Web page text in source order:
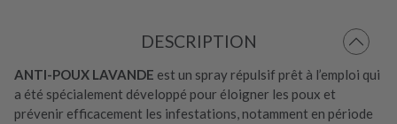
DESCRIPTION
ANTI-POUX LAVANDE est un spray répulsif prêt à l’emploi qui
a été spécialement développé pour éloigner les poux et
prévenir efficacement les infestations, notamment en période